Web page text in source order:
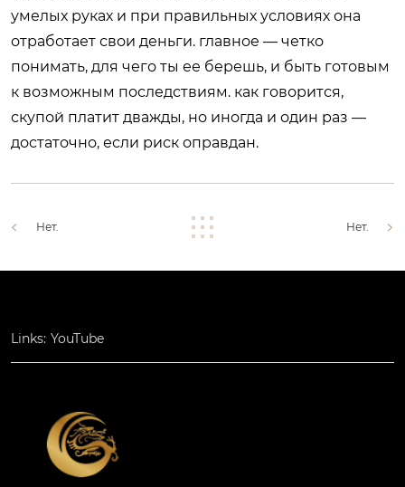
умелых руках и при правильных условиях она
отработает свои деньги. главное — четко
понимать, для чего ты ее берешь, и быть готовым
к возможным последствиям. как говорится,
скупой платит дважды, но иногда и один раз —
достаточно, если риск оправдан.
Нет. Нет.
Links: YouTube